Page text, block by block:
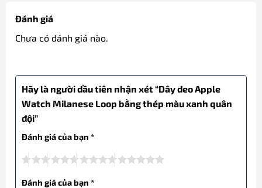
Đánh giá
Chưa có đánh giá nào.
Hãy là người đầu tiên nhận xét “Dây đeo Apple
Watch Milanese Loop bằng thép màu xanh quân
đội”
Đánh giá của bạn *
Đánh giá của bạn *